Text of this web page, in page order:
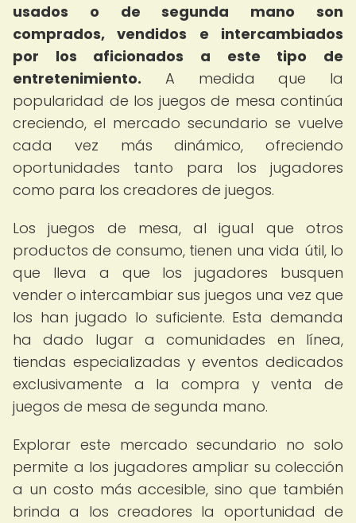
usados o de segunda mano son
comprados, vendidos e intercambiados
por los aficionados a este tipo de
entretenimiento. A medida que la
popularidad de los juegos de mesa continúa
creciendo, el mercado secundario se vuelve
cada vez más dinámico, ofreciendo
oportunidades tanto para los jugadores
como para los creadores de juegos.
Los juegos de mesa, al igual que otros
productos de consumo, tienen una vida útil, lo
que lleva a que los jugadores busquen
vender o intercambiar sus juegos una vez que
los han jugado lo suficiente. Esta demanda
ha dado lugar a comunidades en línea,
tiendas especializadas y eventos dedicados
exclusivamente a la compra y venta de
juegos de mesa de segunda mano.
Explorar este mercado secundario no solo
permite a los jugadores ampliar su colección
a un costo más accesible, sino que también
brinda a los creadores la oportunidad de